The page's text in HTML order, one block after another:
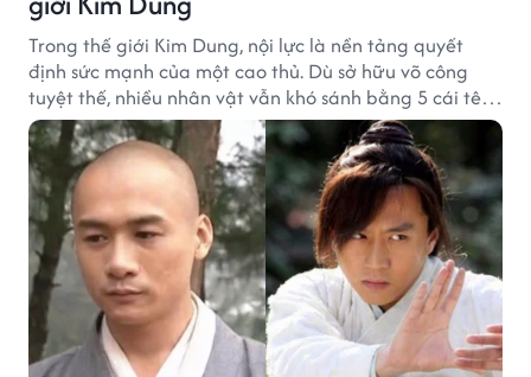
Trong thế giới Kim Dung, nội lực là nền tảng quyết
định sức mạnh của một cao thủ. Dù sở hữu võ công
tuyệt thế, nhiều nhân vật vẫn khó sánh bằng 5 cái tên
dưới đây về độ thâm hậu của chân khí.